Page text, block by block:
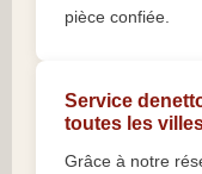
pièce confiée.
Service
toutes les
Grâce à notre